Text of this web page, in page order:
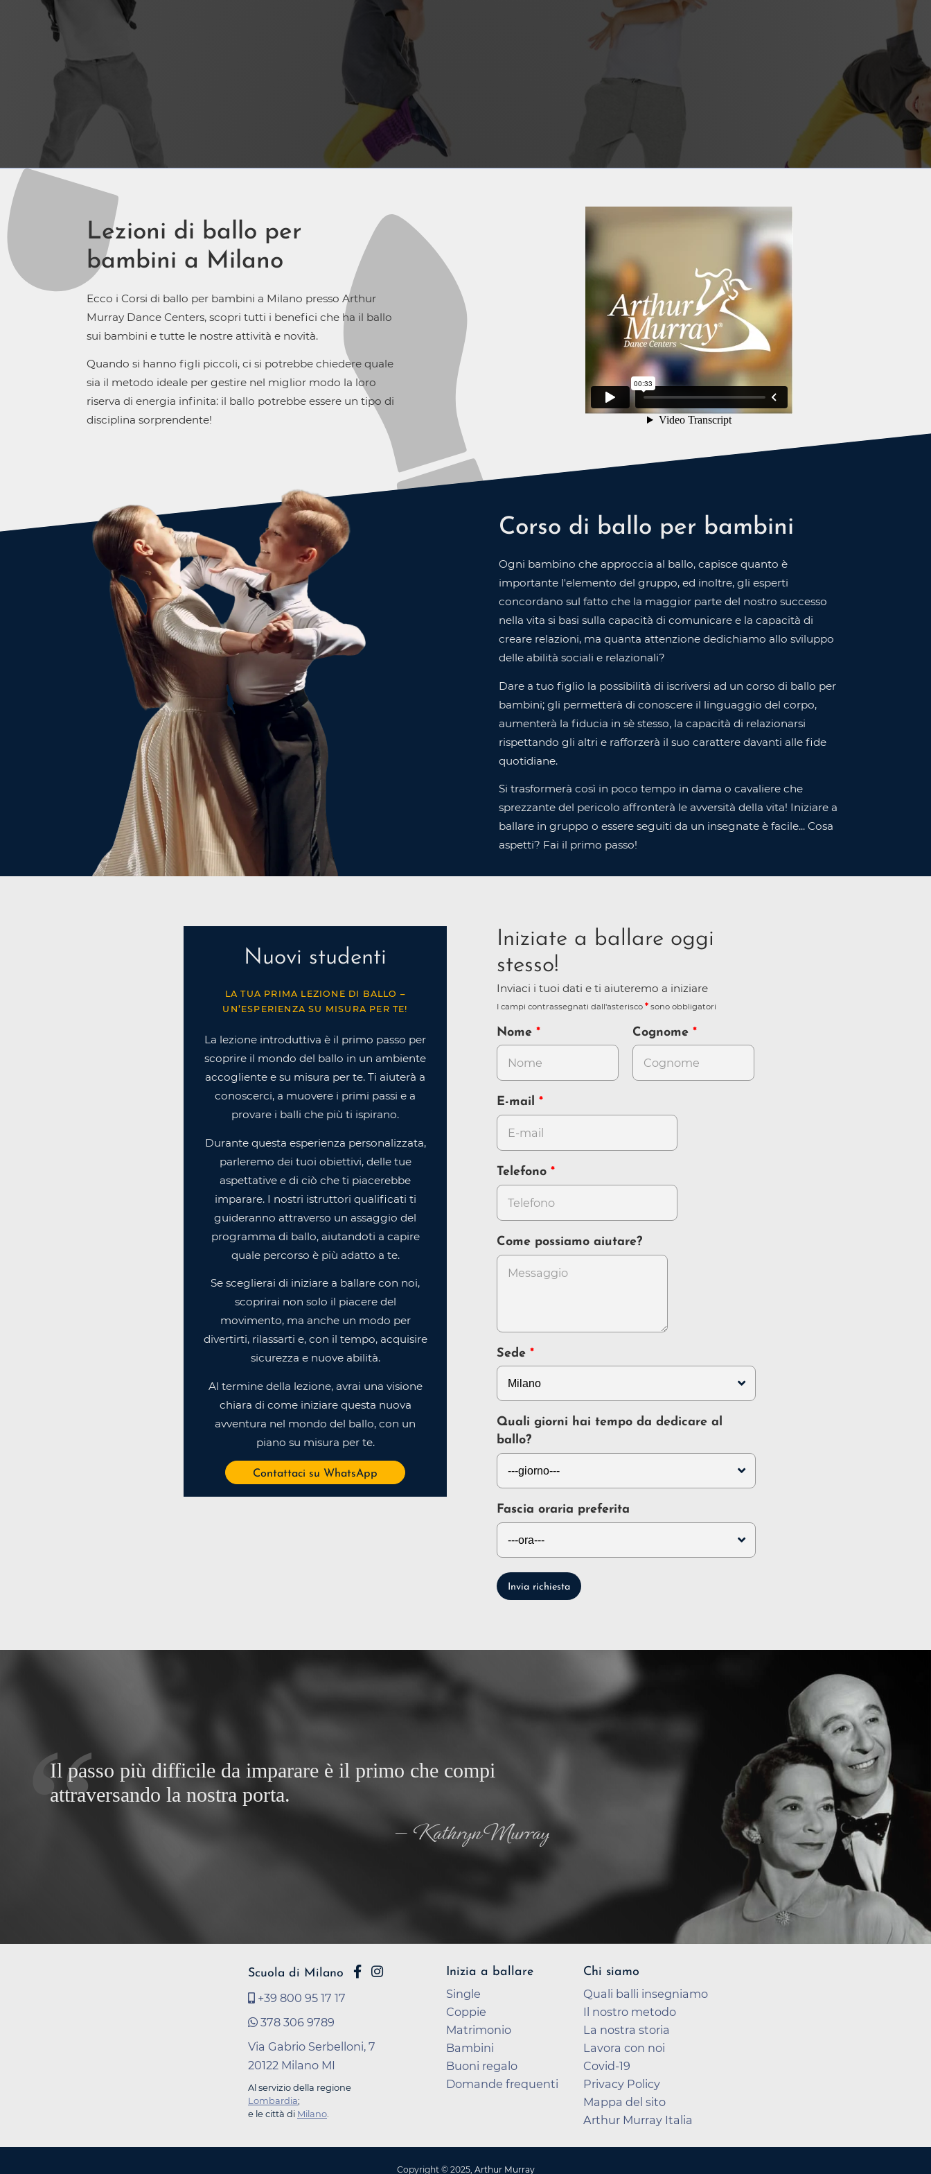
Lezioni di ballo per
bambini a Milano
Ecco i Corsi di ballo per bambini a Milano presso Arthur
Murray Dance Centers, scopri tutti i benefici che ha il ballo
sui bambini e tutte le nostre attività e novità.
Quando si hanno figli piccoli, ci si potrebbe chiedere quale
sia il metodo ideale per gestire nel miglior modo la loro
riserva di energia infinita: il ballo potrebbe essere un tipo di
disciplina sorprendente!
Corso di ballo per bambini
Ogni bambino che approccia al ballo, capisce quanto è
importante l'elemento del gruppo, ed inoltre, gli esperti
concordano sul fatto che la maggior parte del nostro successo
nella vita si basi sulla capacità di comunicare e la capacità di
creare relazioni, ma quanta attenzione dedichiamo allo sviluppo
delle abilità sociali e relazionali?
Dare a tuo figlio la possibilità di iscriversi ad un corso di ballo per
bambini; gli permetterà di conoscere il linguaggio del corpo,
aumenterà la fiducia in sè stesso, la capacità di relazionarsi
rispettando gli altri e rafforzerà il suo carattere davanti alle fide
quotidiane.
Si trasformerà così in poco tempo in dama o cavaliere che
sprezzante del pericolo affronterà le avversità della vita! Iniziare a
ballare in gruppo o essere seguiti da un insegnate è facile... Cosa
aspetti? Fai il primo passo!
Nuovi studenti
LA TUA PRIMA LEZIONE DI BALLO –
UN’ESPERIENZA SU MISURA PER TE!
La lezione introduttiva è il primo passo per
scoprire il mondo del ballo in un ambiente
accogliente e su misura per te. Ti aiuterà a
conoscerci, a muovere i primi passi e a
provare i balli che più ti ispirano.
Durante questa esperienza personalizzata,
parleremo dei tuoi obiettivi, delle tue
aspettative e di ciò che ti piacerebbe
imparare. I nostri istruttori qualificati ti
guideranno attraverso un assaggio del
programma di ballo, aiutandoti a capire
quale percorso è più adatto a te.
Se sceglierai di iniziare a ballare con noi,
scoprirai non solo il piacere del
movimento, ma anche un modo per
divertirti, rilassarti e, con il tempo, acquisire
sicurezza e nuove abilità.
Al termine della lezione, avrai una visione
chiara di come iniziare questa nuova
avventura nel mondo del ballo, con un
piano su misura per te.
Contattaci su WhatsApp
Iniziate a ballare oggi
stesso!
Inviaci i tuoi dati e ti aiuteremo a iniziare
I campi contrassegnati dall'asterisco sono obbligatori
Nome Cognome
E-mail
Telefono
Come possiamo aiutare?
Sede
Quali giorni hai tempo da dedicare al
ballo?
Fascia oraria preferita
Invia richiesta
Il passo più difficile da imparare è il primo che compi
attraversando la nostra porta.
— Kathryn Murray
Inizia a ballare
Single
Coppie
Matrimonio
Bambini
Buoni regalo
Domande frequenti
Chi siamo
Quali balli insegniamo
Il nostro metodo
La nostra storia
Lavora con noi
Covid-19
Privacy Policy
Mappa del sito
Arthur Murray Italia
Scuola di Milano
+39 800 95 17 17
378 306 9789
Via Gabrio Serbelloni, 7
20122 Milano MI
Al servizio della regione
Lombardia;
e le città di Milano
Copyright © 2025, Arthur Murray